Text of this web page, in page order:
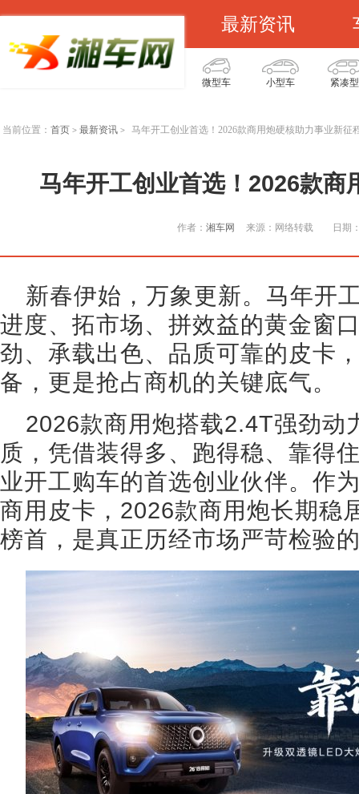
最新资讯
微型车 小型车 紧凑型
当前位置： 首页 > 最新资讯 > 马年开工创业首选！2026款商用炮硬核助力事业新征
马年开工创业首选！2026款商
作者： 湘车网 来源：网络转载 日期
新春伊始，万象更新。马年开
进度、拓市场、拼效益的黄金窗
劲、承载出色、品质可靠的皮卡
备，更是抢占商机的关键底气。
2026款商用炮搭载2.4T强劲动
质，凭借装得多、跑得稳、靠得
业开工购车的首选创业伙伴。作
商用皮卡，2026款商用炮长期稳
榜首，是真正历经市场严苛检验